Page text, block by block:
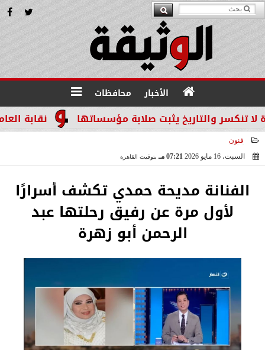
الأخبار محافظات
نقابة والتاريخ يثبت صلابة مؤسساتها
فنون
السبت، 16 مايو 2026
07:21 مـ بتوقيت القاهرة
الفنانة مديحة حمدي تكشف أسرارًا
لأول مرة عن رفيق رحلتها عبد
الرحمن أبو زهرة